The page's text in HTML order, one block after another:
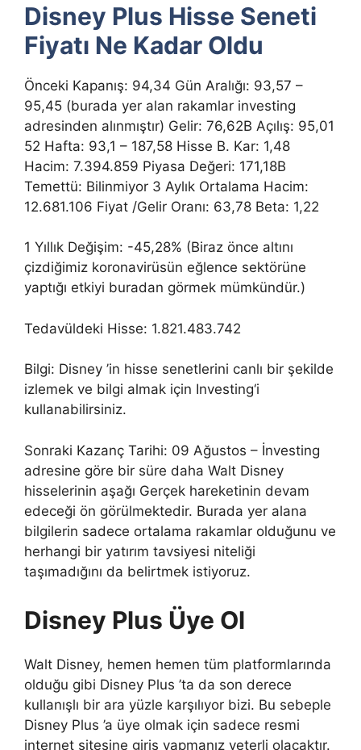
Disney Plus Hisse Seneti
Fiyatı Ne Kadar Oldu
Önceki Kapanış: 94,34 Gün Aralığı: 93,57 –
95,45 (burada yer alan rakamlar investing
adresinden alınmıştır) Gelir: 76,62B Açılış: 95,01
52 Hafta: 93,1 – 187,58 Hisse B. Kar: 1,48
Hacim: 7.394.859 Piyasa Değeri: 171,18B
Temettü: Bilinmiyor 3 Aylık Ortalama Hacim:
12.681.106 Fiyat /Gelir Oranı: 63,78 Beta: 1,22
1 Yıllık Değişim: -45,28% (Biraz önce altını
çizdiğimiz koronavirüsün eğlence sektörüne
yaptığı etkiyi buradan görmek mümkündür.)
Tedavüldeki Hisse: 1.821.483.742
Bilgi: Disney ’in hisse senetlerini canlı bir şekilde
izlemek ve bilgi almak için Investing‘i
kullanabilirsiniz.
Sonraki Kazanç Tarihi: 09 Ağustos – İnvesting
adresine göre bir süre daha Walt Disney
hisselerinin aşağı Gerçek hareketinin devam
edeceği ön görülmektedir. Burada yer alana
bilgilerin sadece ortalama rakamlar olduğunu ve
herhangi bir yatırım tavsiyesi niteliği
taşımadığını da belirtmek istiyoruz.
Disney Plus Üye Ol
Walt Disney, hemen hemen tüm platformlarında
olduğu gibi Disney Plus ’ta da son derece
kullanışlı bir ara yüzle karşılıyor bizi. Bu sebeple
Disney Plus ’a üye olmak için sadece resmi
internet sitesine giriş yapmanız yeterli olacaktır.